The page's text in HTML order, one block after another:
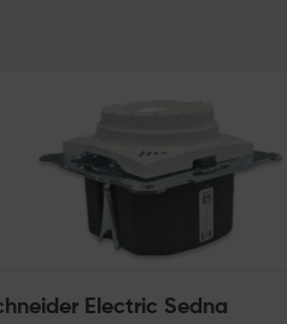
Schneider Electric Sedna